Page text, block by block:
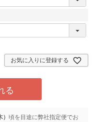
お気に入りに登録する
る
に弊社指定便でお